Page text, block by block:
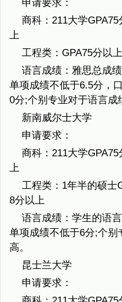
申请要求：
商科：211大学
上
工程类：GPA75分以上
语言成绩：雅思总成
单项成绩不低于6.5分，
0分;个别专业对于语言成
新南威尔士大学
申请要求：
商科：211大学
上
工程类：1年半的硕士
8分以上
语言成绩：学生的语
单项成绩不低于6分;个别
高。
昆士兰大学
申请要求：